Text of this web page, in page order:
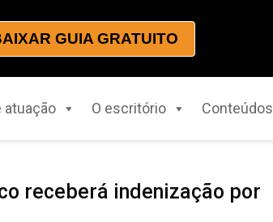
GUIA GRATUITO
atuação O escritório Conteúdos
receberá indenização por